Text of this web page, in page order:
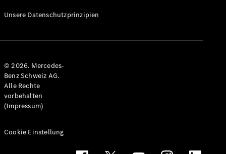
Unsere Datenschutzprinzipien
© 2026. Mercedes-
Benz Schweiz AG.
Alle Rechte
vorbehalten
(Impressum)
Cookie Einstellung